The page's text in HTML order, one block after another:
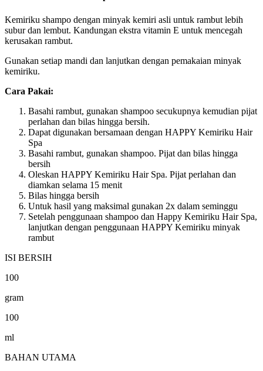
Kemiriku shampo dengan minyak kemiri asli untuk rambut lebih
subur dan lembut. Kandungan ekstra vitamin E untuk mencegah
kerusakan rambut.
Gunakan setiap mandi dan lanjutkan dengan pemakaian minyak
kemiriku.
Cara Pakai:
Basahi rambut, gunakan shampoo secukupnya kemudian pijat
perlahan dan bilas hingga bersih.
Dapat digunakan bersamaan dengan HAPPY Kemiriku Hair
Spa
Basahi rambut, gunakan shampoo. Pijat dan bilas hingga
bersih
Oleskan HAPPY Kemiriku Hair Spa. Pijat perlahan dan
diamkan selama 15 menit
Bilas hingga bersih
Untuk hasil yang maksimal gunakan 2x dalam seminggu
Setelah penggunaan shampoo dan Happy Kemiriku Hair Spa,
lanjutkan dengan penggunaan HAPPY Kemiriku minyak
rambut
ISI BERSIH
100
gram
100
ml
BAHAN UTAMA